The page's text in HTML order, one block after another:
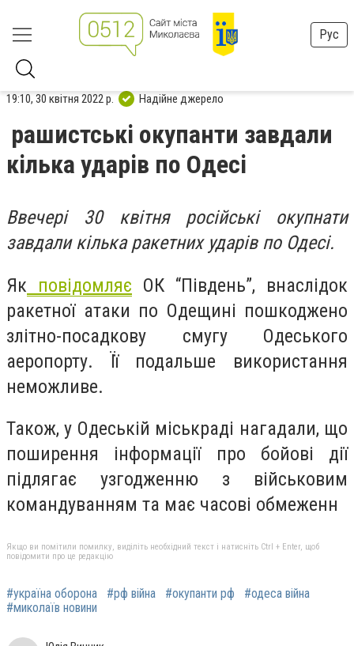
Рус
19:10, 30 квітня 2022 р. Надійне джерело
рашистські окупанти завдали
кілька ударів по Одесі
Ввечері 30 квітня російські окупнати
завдали кілька ракетних ударів по Одесі.
Як повідомляє ОК “Південь”, внаслідок
ракетної атаки по Одещині пошкоджено
злітно-посадкову смугу Одеського
аеропорту. Її подальше використання
неможливе.
Також, у Одеській міськраді нагадали, що
поширення інформації про бойові дії
підлягає узгодженню з військовим
командуванням та має часові обмеженн
Якщо ви помітили помилку, виділіть необхідний текст і натисніть Ctrl + Enter, щоб
повідомити про це редакцію
#україна оборона #рф війна #окупанти рф
#одеса війна
#миколаїв новини